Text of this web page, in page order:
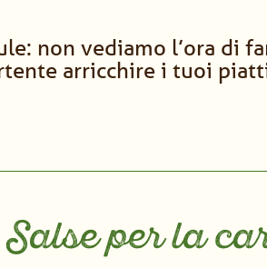
non vediamo l’ora di
arricchire i tuoi
Salse per la